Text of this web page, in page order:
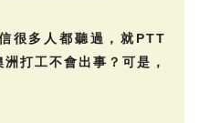
很多人都聽過，就PTT
打工不會出事？可是，